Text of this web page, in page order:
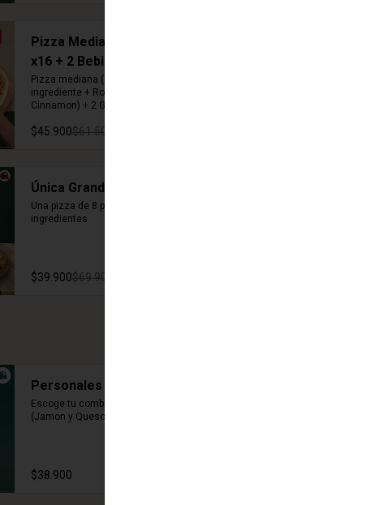
Pizza Mediana + Rolls
x16 + 2 Bebidas 250 ml
Pizza mediana (6 porciones) 1
ingrediente + Rolls (Arequipe o
Cinnamon) + 2 Gaseosas 250 ml
$45.900$61.500
Única Grande 2 ing
Una pizza de 8 porciones con dos
ingredientes
$39.900$69.900
Personales Clásicas
Escoge tu combinación perfecta
(Jamon y Queso, Napolitana)
$38.900